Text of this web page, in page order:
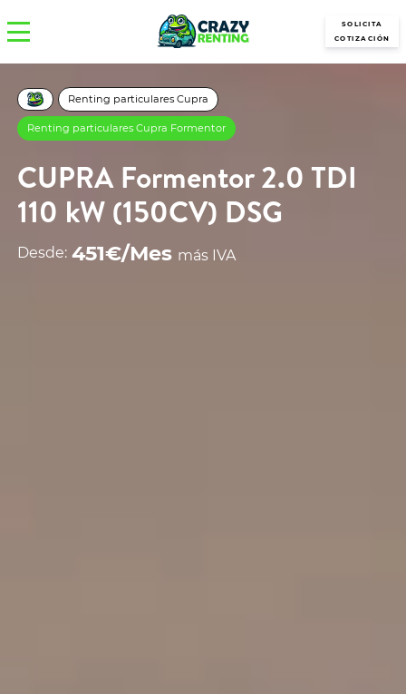
SOLICITA
COTIZACIÓN
Renting particulares Cupra
Renting particulares Cupra Formentor
CUPRA Formentor 2.0 TDI
110 kW (150CV) DSG
Desde: 451€/Mes más IVA